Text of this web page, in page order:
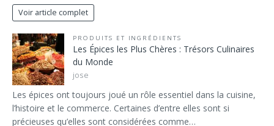
Voir article complet
PRODUITS ET INGRÉDIENTS
Les Épices les Plus Chères : Trésors Culinaires
du Monde
jose
Les épices ont toujours joué un rôle essentiel dans la cuisine,
l’histoire et le commerce. Certaines d’entre elles sont si
précieuses qu’elles sont considérées comme…